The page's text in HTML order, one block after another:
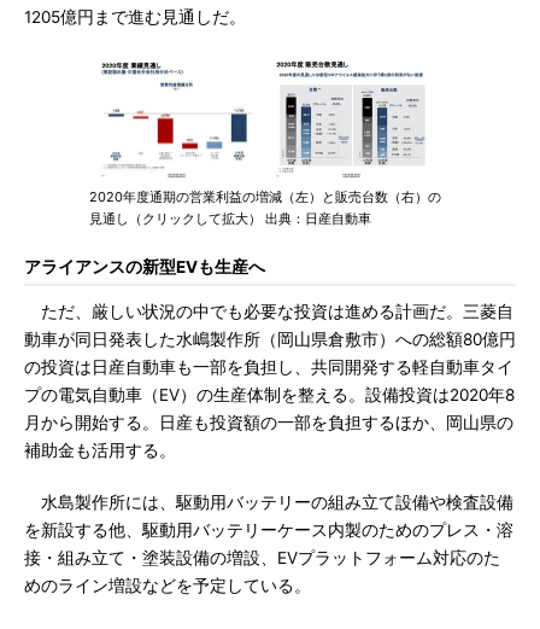
1205億円まで進む見通しだ。
2020年度通期の営業利益の増減（左）と販売台数（右）の
見通し（クリックして拡大） 出典：日産自動車
アライアンスの新型EVも生産へ
ただ、厳しい状況の中でも必要な投資は進める計画だ。三菱自
動車が同日発表した水嶋製作所（岡山県倉敷市）への総額80億円
の投資は日産自動車も一部を負担し、共同開発する軽自動車タイ
プの電気自動車（EV）の生産体制を整える。設備投資は2020年8
月から開始する。日産も投資額の一部を負担するほか、岡山県の
補助金も活用する。
水島製作所には、駆動用バッテリーの組み立て設備や検査設備
を新設する他、駆動用バッテリーケース内製のためのプレス・溶
接・組み立て・塗装設備の増設、EVプラットフォーム対応のた
めのライン増設などを予定している。